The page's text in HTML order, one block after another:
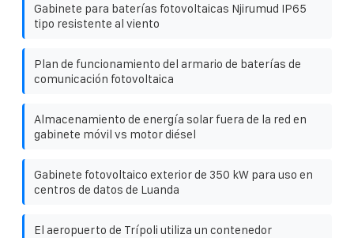
Gabinete para baterías fotovoltaicas Njirumud IP65
tipo resistente al viento
Plan de funcionamiento del armario de baterías de
comunicación fotovoltaica
Almacenamiento de energía solar fuera de la red en
gabinete móvil vs motor diésel
Gabinete fotovoltaico exterior de 350 kW para uso en
centros de datos de Luanda
El aeropuerto de Trípoli utiliza un contenedor